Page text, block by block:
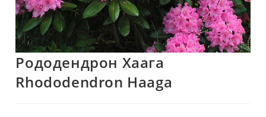
Рододендрон Хаага
Rhododendron Haaga